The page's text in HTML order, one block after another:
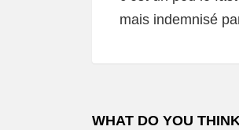
mais indemnisé
WHAT DO YOU